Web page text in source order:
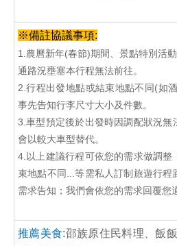
※備註協議事項:
1.農曆新年(春節)期間、景點特別活
通路況壅塞本行程無法前往。
2.行程出發地點或結束地點不同(如
事先告知行李尺寸大小及件數。
3.車型預定後於出發時因調配狀況無
會以較大車型替代。
4.以上建議行程可依您的需求做調整
束地點不同...等需私人訂制旅遊行程
需求告知；我們會依您的需求回覆您
推薦美食:邵族原住民料理、飯